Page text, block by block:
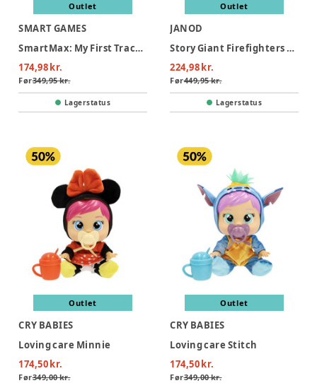
Outlet
SMART GAMES
SmartMax: My First Tractor 3 (Nordic)
174,98 kr.
Før349,95 kr.
Lagerstatus
Outlet
JANOD
Story Giant Firefighters Truck
224,98 kr.
Før449,95 kr.
Lagerstatus
Outlet
CRY BABIES
Loving care Minnie
174,50 kr.
Før349,00 kr.
Outlet
CRY BABIES
Loving care Stitch
174,50 kr.
Før349,00 kr.